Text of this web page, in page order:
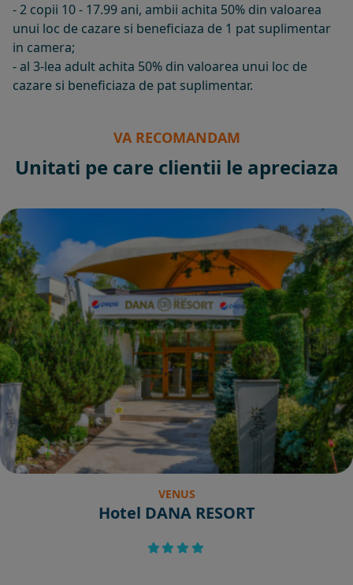
- 2 copii 10 - 17.99 ani, ambii achita 50% din valoarea
unui loc de cazare si beneficiaza de 1 pat suplimentar
in camera;
- al 3-lea adult achita 50% din valoarea unui loc de
cazare si beneficiaza de pat suplimentar.
VA RECOMANDAM
Unitati pe care clientii le apreciaza
VENUS
Hotel DANA RESORT